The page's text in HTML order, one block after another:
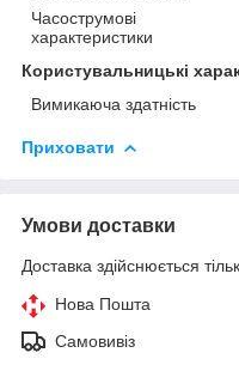
Часострумові
характеристики
Користувальницькі
Вимикаюча здатність
Приховати
Умови доставки
Доставка здійснюється
Нова Пошта
Самовивіз